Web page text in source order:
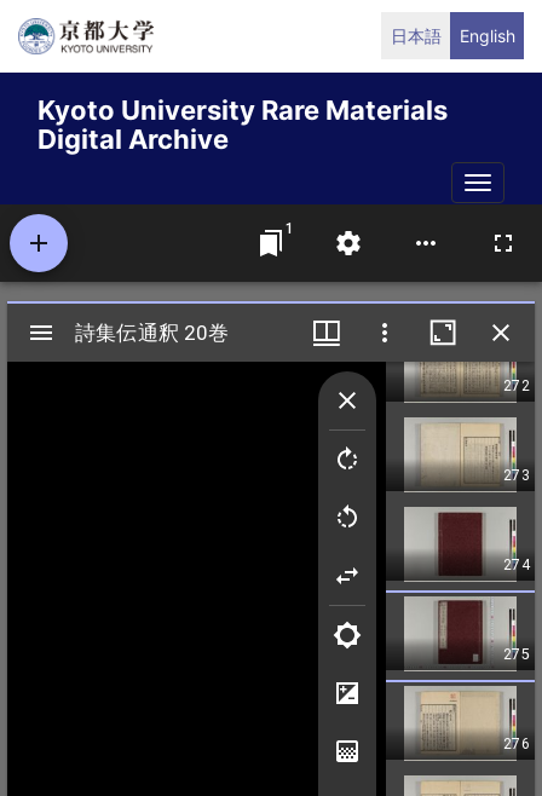
Skip
content
日本語 English
Kyoto University Rare Materials
Digital Archive
Toggle